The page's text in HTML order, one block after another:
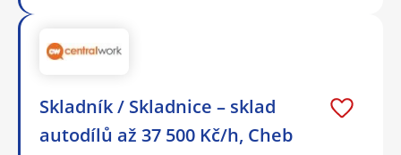
Skladník / Skladnice – sklad
autodílů až 37 500 Kč/h, Cheb